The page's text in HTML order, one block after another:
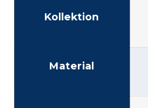
Kollektion
Material